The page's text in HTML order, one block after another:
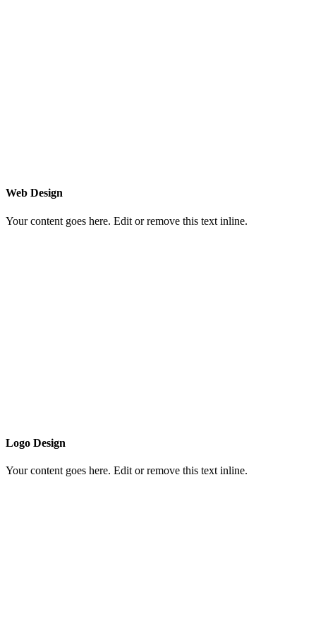
Web Design
Your content goes here. Edit or remove this text inline.
Logo Design
Your content goes here. Edit or remove this text inline.